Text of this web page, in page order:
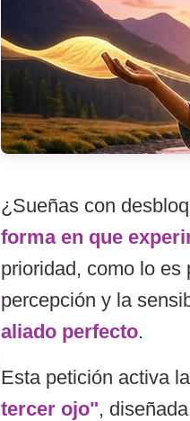
¿Sueñas con
forma en que
prioridad, como lo es
percepción y la
aliado perfecto.
Esta petición activa
tercer ojo",